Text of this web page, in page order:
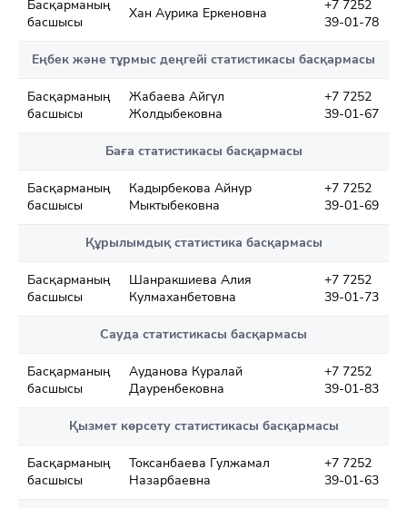
Басқарманың
басшысы
Хан Аурика Еркеновна
+7 7252
39-01-78
Еңбек және тұрмыс деңгейі статистикасы басқармасы
Басқарманың
басшысы
Жабаева Айгүл
Жолдыбековна
+7 7252
39-01-67
Баға статистикасы басқармасы
Басқарманың
басшысы
Кадырбекова Айнур
Мыктыбековна
+7 7252
39-01-69
Құрылымдық статистика басқармасы
Басқарманың
басшысы
Шанракшиева Алия
Кулмаханбетовна
+7 7252
39-01-73
Сауда статистикасы басқармасы
Басқарманың
басшысы
Ауданова Куралай
Дауренбековна
+7 7252
39-01-83
Қызмет көрсету статистикасы басқармасы
Басқарманың
басшысы
Токсанбаева Гулжамал
Назарбаевна
+7 7252
39-01-63